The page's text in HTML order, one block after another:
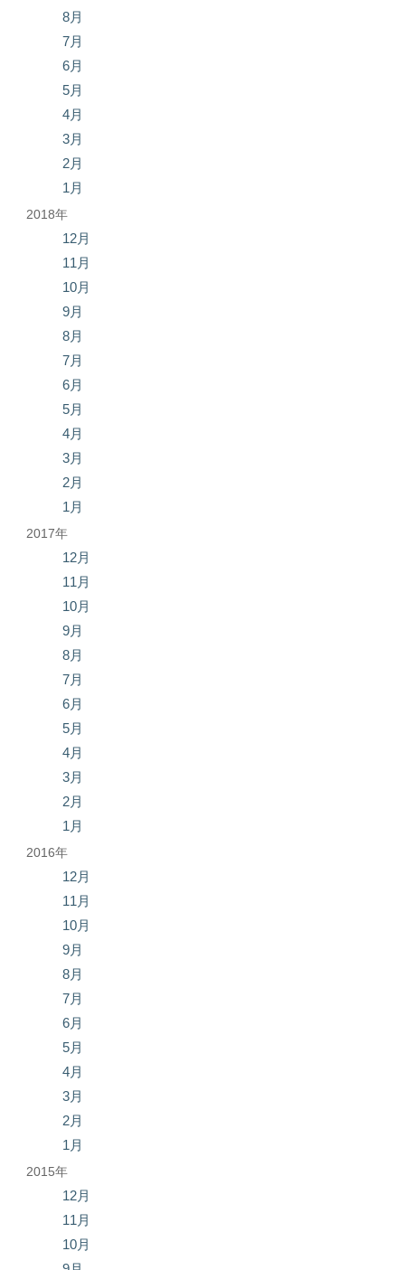
8月
7月
6月
5月
4月
3月
2月
1月
2018年
12月
11月
10月
9月
8月
7月
6月
5月
4月
3月
2月
1月
2017年
12月
11月
10月
9月
8月
7月
6月
5月
4月
3月
2月
1月
2016年
12月
11月
10月
9月
8月
7月
6月
5月
4月
3月
2月
1月
2015年
12月
11月
10月